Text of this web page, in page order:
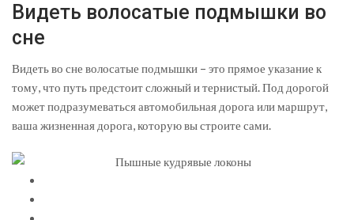
Видеть волосатые подмышки во
сне
Видеть во сне волосатые подмышки – это прямое указание к
тому, что путь предстоит сложный и тернистый. Под дорогой
может подразумеваться автомобильная дорога или маршрут,
ваша жизненная дорога, которую вы строите сами.